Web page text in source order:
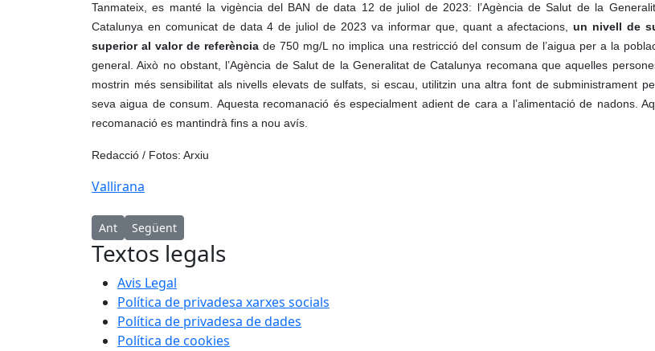
Tanmateix, es manté la vigència del BAN de data 12 de juliol de 2023: l’Agència de Salut de la
Catalunya en comunicat de data 4 de juliol de 2023 va informar que, quant a afectacions,un nivell de
superior al valor de referènciade 750 mg/L no implica una restricció del consum de l’aigua per a la
general. Això no obstant, l’Agència de Salut de la Generalitat de Catalunya recomana que aquelles
mostrin més sensibilitat als nivells elevats de sulfats, si escau, utilitzin una altra font de subministrament
seva aigua de consum. Aquesta recomanació és especialment adient de cara a l’alimentació de nadons.
recomanació es mantindrà fins a nou avís.
Redacció / Fotos: Arxiu
Vallirana
Article anterior: L’Ajuntament es posiciona contra el Pla de Ponent
Ant Article següent: ERC-Viladecans rebutja l’Ordenança municipal de la ZBE
Següent
Textos legals
Avis Legal
Política de privadesa xarxes socials
Política de privadesa de dades
Política de cookies